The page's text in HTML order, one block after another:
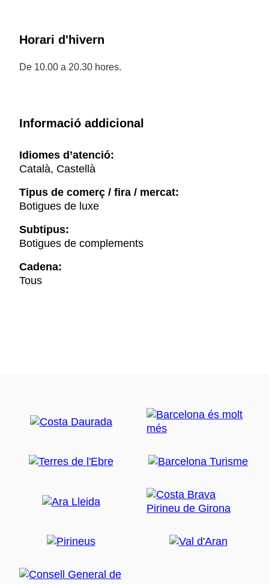
Horari d'hivern
De 10.00 a 20.30 hores.
Informació addicional
Idiomes d’atenció:
Català, Castellà
Tipus de comerç / fira / mercat:
Botigues de luxe
Subtipus:
Botigues de complements
Cadena:
Tous